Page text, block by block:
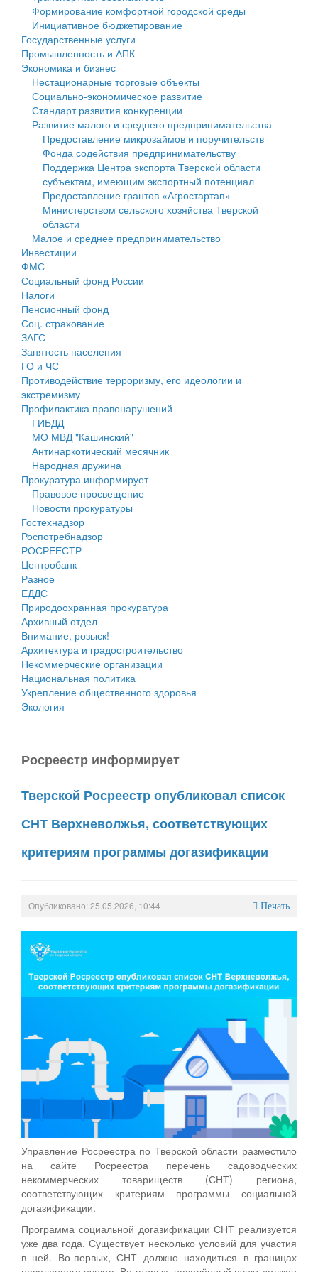
Государственные услуги
Промышленность и АПК
Экономика и бизнес
Символика
Устав
Гостям округа
Туризм
Культура
Образование
Здравоохранение
Социальная защита
Фотоальбом
муниципального округа Тверской области
Администрация Кашинского муниципального округа
Тверской области
Управление сельскими территориями
Открытые данные
Работа с обращениями граждан
Муниципальный контроль
Муниципальные услуги
Проекты административных регламентов
Антимонопольный комплаенс
Противодействие коррупции
Финансовое управление
Бюджет для граждан
Имущество
Выявление правообладателей ранее учтенных
объектов недвижимости
Имущественная поддержка субъектов малого и
среднего предпринимательства
Информационная поддержка субъектов малого и
среднего предпринимательства
Муниципальные программы
Контрольно-счетная палата
Персональные данные
Оценка регулирующего воздействия
Деятельность МУ
Нормативы градостроительного проектирования
Правила землепользования и застройки
Генеральные планы
Проекты планировки территории
Собрание депутатов
Городское поселение
Сельские поселения
Формирование комфортной городской среды
Инициативное бюджетирование
Государственные услуги
Промышленность и АПК
Экономика и бизнес
Нестационарные торговые объекты
Социально-экономическое развитие
Стандарт развития конкуренции
Развитие малого и среднего предпринимательства
Предоставление микрозаймов и поручительств
Фонда содействия предпринимательству
Поддержка Центра экспорта Тверской области
субъектам, имеющим экспортный потенциал
Предоставление грантов «Агростартап»
Министерством сельского хозяйства Тверской
области
Малое и среднее предпринимательство
Инвестиции
ФМС
Социальный фонд России
Налоги
Пенсионный фонд
Соц. страхование
ЗАГС
Занятость населения
ГО и ЧС
Противодействие терроризму, его идеологии и
экстремизму
Профилактика правонарушений
ГИБДД
МО МВД "Кашинский"
Антинаркотический месячник
Народная дружина
Прокуратура информирует
Правовое просвещение
Новости прокуратуры
Гостехнадзор
Роспотребнадзор
РОСРЕЕСТР
Центробанк
Разное
ЕДДС
Природоохранная прокуратура
Архивный отдел
Внимание, розыск!
Архитектура и градостроительство
Некоммерческие организации
Национальная политика
Укрепление общественного здоровья
Экология
Росреестр информирует
Тверской Росреестр опубликовал список
СНТ Верхневолжья, соответствующих
критериям программы догазификации
Опубликовано: 25.05.2026, 10:44 Печать
Управление Росреестра по Тверской области разместило
на сайте Росреестра перечень садоводческих
некоммерческих товариществ (СНТ) региона,
соответствующих критериям программы социальной
догазификации.
Программа социальной догазификации СНТ реализуется
уже два года. Существует несколько условий для участия
в ней. Во-первых, СНТ должно находиться в границах